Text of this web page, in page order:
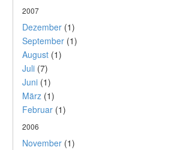
2007
Dezember (1)
September (1)
August (1)
Juli (7)
Juni (1)
März (1)
Februar (1)
2006
November (1)